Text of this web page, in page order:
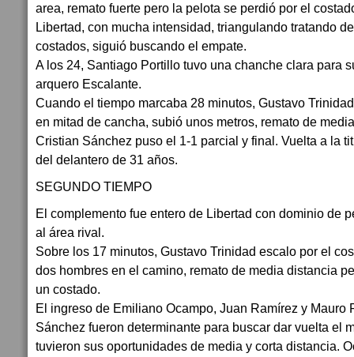
area, remato fuerte pero la pelota se perdió por el
Libertad, con mucha intensidad, triangulando tratando
costados, siguió buscando el empate.
A los 24, Santiago Portillo tuvo una chanche clara para
arquero Escalante.
Cuando el tiempo marcaba 28 minutos, Gustavo
en mitad de cancha, subió unos metros, remato de
Cristian Sánchez puso el 1-1 parcial y final. Vuelta a la
del delantero de 31 años.
SEGUNDO TIEMPO
El complemento fue entero de Libertad con dominio de
al área rival.
Sobre los 17 minutos, Gustavo Trinidad escalo por el
dos hombres en el camino, remato de media distancia
un costado.
El ingreso de Emiliano Ocampo, Juan Ramírez y Mauro
Sánchez fueron determinante para buscar dar vuelta el
tuvieron sus oportunidades de media y corta distancia.